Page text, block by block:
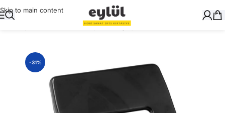
Skip to main content
Masaüstü Gereçler/Delgeçler
-31%